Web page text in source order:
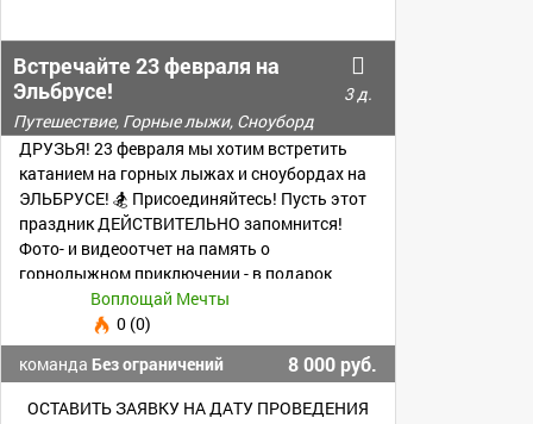
Встречайте 23 февраля на
Эльбрусе!
3 д.
Путешествие, Горные лыжи, Сноуборд
ДРУЗЬЯ! 23 февраля мы хотим встретить
катанием на горных лыжах и сноубордах на
ЭЛЬБРУСЕ! 🏂 Присоединяйтесь! Пусть этот
праздник ДЕЙСТВИТЕЛЬНО запомнится!
Фото- и видеоотчет на память о
горнолыжном приключении - в подарок
каждому!Воплощай Мечты
0 (0)
команда Без ограничений 8 000 руб.
ОСТАВИТЬ ЗАЯВКУ НА ДАТУ ПРОВЕДЕНИЯ